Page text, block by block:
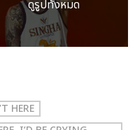
ดูรูปทั้งหมด
HERE